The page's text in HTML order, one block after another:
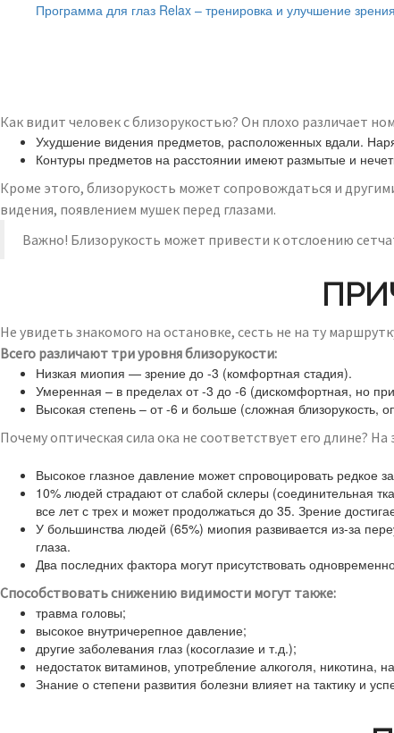
Программа для глаз Relax – тренировка и улучшение
Как видит человек с близорукостью? Он плохо различает
Ухудшение видения предметов, расположенных вдали.
Контуры предметов на расстоянии имеют размытые и
Кроме этого, близорукость может сопровождаться и
видения, появлением мушек перед глазами.
Важно! Близорукость может привести к отслоению
Не увидеть знакомого на остановке, сесть не на ту
Всего различают три уровня близорукости:
Низкая миопия — зрение до -3 (комфортная стадия).
Умеренная – в пределах от -3 до -6 (дискомфортная, но
Высокая степень – от -6 и больше (сложная близорукость,
Почему оптическая сила ока не соответствует его длине?
Высокое глазное давление может спровоцировать редкое
10% людей страдают от слабой склеры (соединительная
все лет с трех и может продолжаться до 35. Зрение
У большинства людей (65%) миопия развивается из-за
глаза.
Два последних фактора могут присутствовать
Способствовать снижению видимости могут также:
травма головы;
высокое внутричерепное давление;
другие заболевания глаз (косоглазие и т.д.);
недостаток витаминов, употребление алкоголя, никотина,
Знание о степени развития болезни влияет на тактику и